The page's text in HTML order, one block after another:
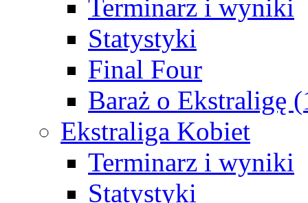
Terminarz i wyniki
Statystyki
Final Four
Baraż o Ekstraligę
Ekstraliga Kobiet
Terminarz i wyniki
Statystyki